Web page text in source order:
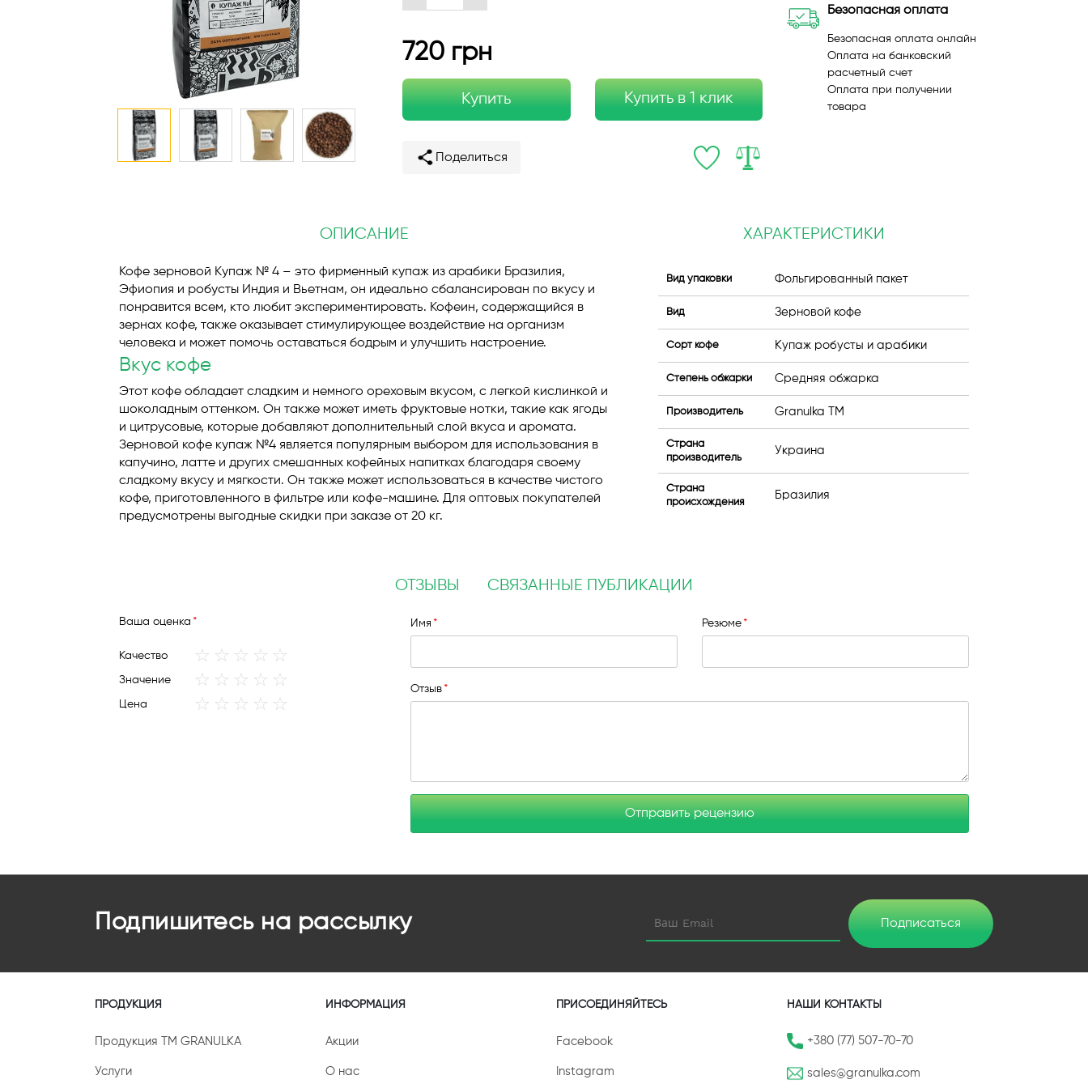
720 грн
Купить Купить в 1 клик
Поделиться
Безопасная оплата
Безопасная оплата онлайн
Оплата на банковский
расчетный счет
Оплата при получении
товара
ОПИСАНИЕ
Кофе зерновой Купаж № 4 – это фирменный купаж из арабики Бразилия,
Эфиопия и робусты Индия и Вьетнам, он идеально сбалансирован по вкусу и
понравится всем, кто любит экспериментировать. Кофеин, содержащийся в
зернах кофе, также оказывает стимулирующее воздействие на организм
человека и может помочь оставаться бодрым и улучшить настроение.
Вкус кофе
Этот кофе обладает сладким и немного ореховым вкусом, с легкой кислинкой и
шоколадным оттенком. Он также может иметь фруктовые нотки, такие как ягоды
и цитрусовые, которые добавляют дополнительный слой вкуса и аромата.
Зерновой кофе купаж №4 является популярным выбором для использования в
капучино, латте и других смешанных кофейных напитках благодаря своему
сладкому вкусу и мягкости. Он также может использоваться в качестве чистого
кофе, приготовленного в фильтре или кофе-машине. Для оптовых покупателей
предусмотрены выгодные скидки при заказе от 20 кг.
ХАРАКТЕРИСТИКИ
Вид упаковки Фольгированный пакет
Вид Зерновой кофе
Сорт кофе Купаж робусты и арабики
Степень обжарки Средняя обжарка
Производитель Granulka TM
Страна
производитель
Украина
Страна
происхождения
Бразилия
ОТЗЫВЫ
Ваша оценка
Качество
1
2
3
4
Значение
1
2
3
4
Цена
1
2
3
4
Имя Резюме
Отзыв
Отправить рецензию
СВЯЗАННЫЕ ПУБЛИКАЦИИ
Подпишитесь на рассылку Подписаться
ПРОДУКЦИЯ
Продукция ТМ GRANULKA
Услуги
ИНФОРМАЦИЯ
Акции
О нас
ПРИСОЕДИНЯЙТЕСЬ
Facebook
Instagram
НАШИ КОНТАКТЫ
+380 (77) 507-70-70
sales@granulka.com